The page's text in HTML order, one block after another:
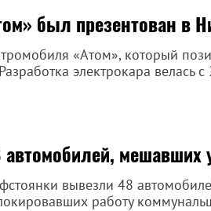
был презентован в
«Атом», который
электрокара велась
мешавших
вывезли 48
работу